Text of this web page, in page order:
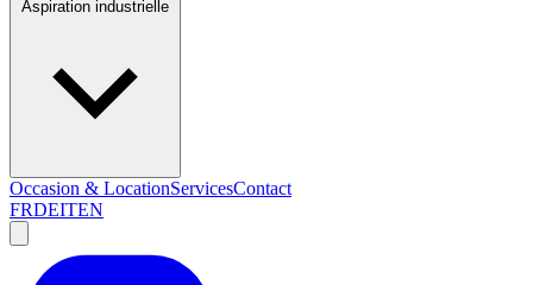
Occasion & LocationServicesContact
FRDEITEN